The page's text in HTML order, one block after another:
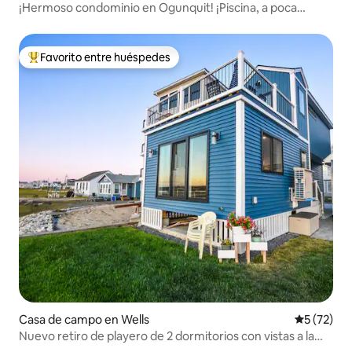
¡Hermoso condominio en Ogunquit! ¡Piscina, a poca
Favorito entre huéspedes preferido
Favorito entre huéspedes
Casa de campo en Wells
5 (72)
Nuevo retiro de playero de 2 dormitorios con vistas a la